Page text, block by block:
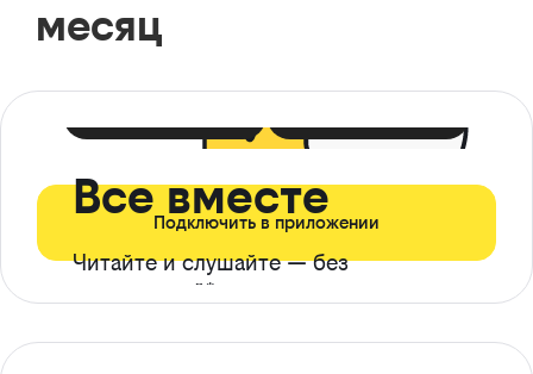
месяц
Все вместе
Читайте и слушайте — без
ограничений*
Подключить в приложении